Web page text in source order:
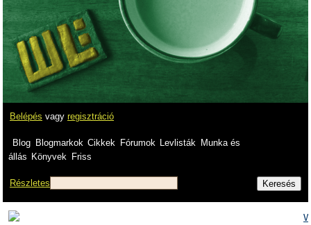
Belépés vagy regisztráció
Blog Blogmarkok Cikkek Fórumok Levlisták
Munka és
állás Könyvek Friss
Részletes